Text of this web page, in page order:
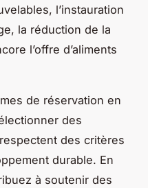
l’instauration
la réduction de la
l’offre d’aliments
de réservation en
des
des critères
durable. En
à soutenir des